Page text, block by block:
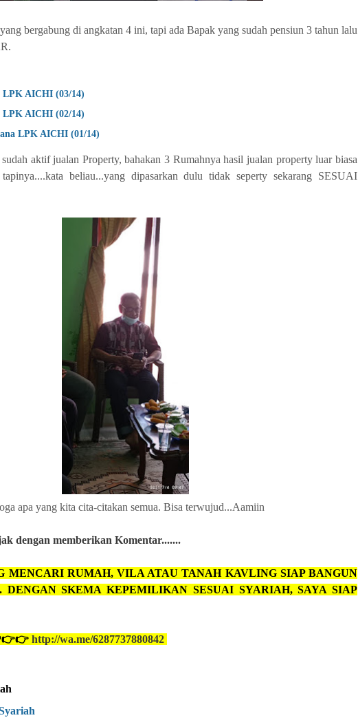
bergabung di angkatan 4 ini, tapi ada Bapak yang sudah pensiun 3 tahun lalu
LPK AICHI (03/14)
LPK AICHI (02/14)
LPK AICHI (01/14)
aktif jualan Property, bahakan 3 Rumahnya hasil jualan property luar biasa
beliau...yang dipasarkan dulu tidak seperty sekarang SESUAI
apa yang kita cita-citakan semua. Bisa terwujud...Aamiin
dengan memberikan Komentar.......
MENCARI RUMAH, VILA ATAU TANAH KAVLING SIAP BANGUN
DENGAN SKEMA KEPEMILIKAN SESUAI SYARIAH, SAYA SIAP
http://wa.me/6287737880842